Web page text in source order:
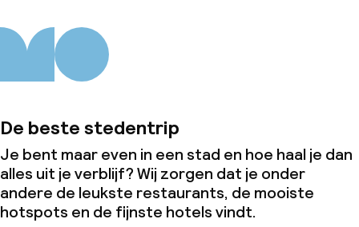
De beste stedentrip
Je bent maar even in een stad en hoe haal je dan
alles uit je verblijf? Wij zorgen dat je onder
andere de leukste restaurants, de mooiste
hotspots en de fijnste hotels vindt.